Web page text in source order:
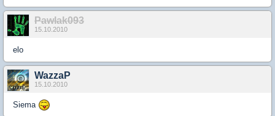
Pawlak093
15.10.2010
elo
WazzaP
15.10.2010
Siema